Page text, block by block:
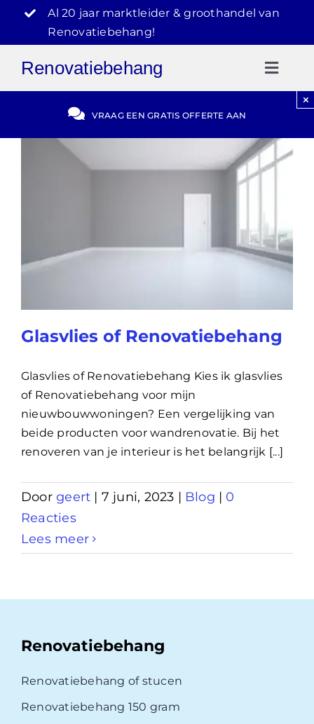
inhoud
Al 20 jaar marktleider & groothandel van
Renovatiebehang!
Renovatiebehang
Gratis Offerte
VRAAG EEN GRATIS OFFERTE AAN
×
Glasvlies of Renovatiebehang
Glasvlies of Renovatiebehang Kies ik glasvlies
of Renovatiebehang voor mijn
nieuwbouwwoningen? Een vergelijking van
beide producten voor wandrenovatie. Bij het
renoveren van je interieur is het belangrijk [...]
Doorgeert | 7 juni, 2023 | Blog | 0
Reacties
Lees meer
Renovatiebehang
Renovatiebehang of stucen
Renovatiebehang 150 gram